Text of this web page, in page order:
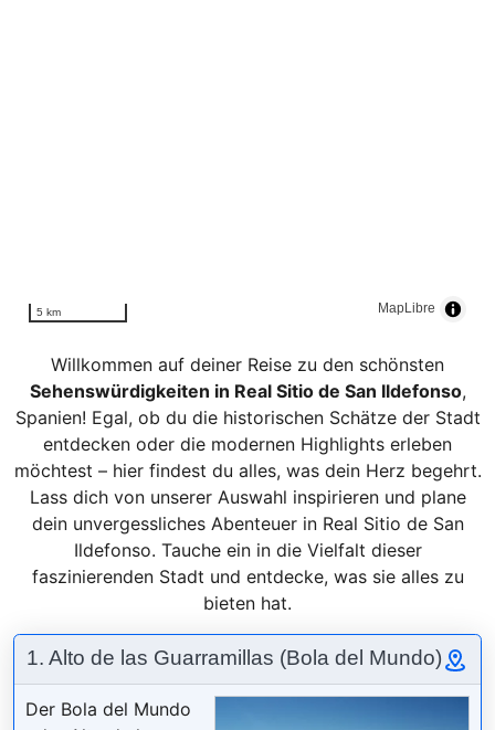
5 km MapLibre
Willkommen auf deiner Reise zu den schönsten
Sehenswürdigkeiten in Real Sitio de San Ildefonso,
Spanien! Egal, ob du die historischen Schätze der Stadt
entdecken oder die modernen Highlights erleben
möchtest – hier findest du alles, was dein Herz begehrt.
Lass dich von unserer Auswahl inspirieren und plane
dein unvergessliches Abenteuer in Real Sitio de San
Ildefonso. Tauche ein in die Vielfalt dieser
faszinierenden Stadt und entdecke, was sie alles zu
bieten hat.
1. Alto de las Guarramillas (Bola del Mundo)
Der Bola del Mundo